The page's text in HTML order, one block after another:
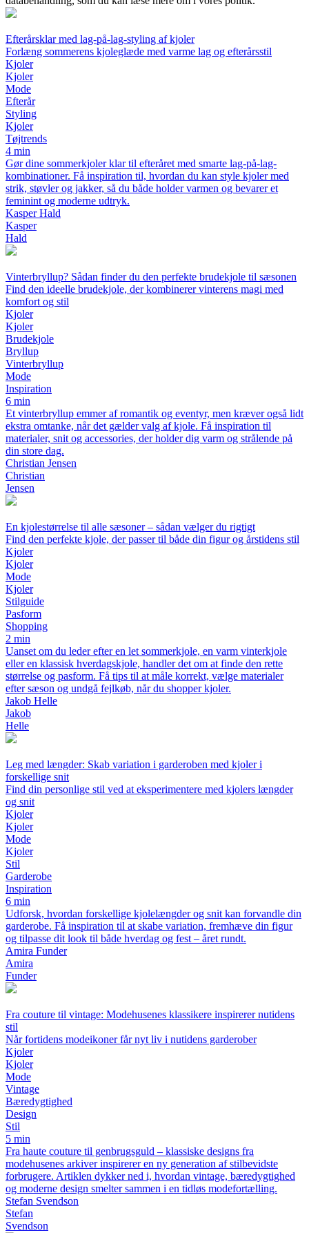
Efterårsklar med lag-på-lag-styling af kjoler
Forlæng sommerens kjoleglæde med varme lag og efterårsstil
Kjoler
Kjoler
Mode
Efterår
Styling
Kjoler
Tøjtrends
4 min
Gør dine sommerkjoler klar til efteråret med smarte lag-på-lag-
kombinationer. Få inspiration til, hvordan du kan style kjoler med
strik, støvler og jakker, så du både holder varmen og bevarer et
feminint og moderne udtryk.
Kasper Hald
Kasper
Hald
Vinterbryllup? Sådan finder du den perfekte brudekjole til sæsonen
Find den ideelle brudekjole, der kombinerer vinterens magi med
komfort og stil
Kjoler
Kjoler
Brudekjole
Bryllup
Vinterbryllup
Mode
Inspiration
6 min
Et vinterbryllup emmer af romantik og eventyr, men kræver også lidt
ekstra omtanke, når det gælder valg af kjole. Få inspiration til
materialer, snit og accessories, der holder dig varm og strålende på
din store dag.
Christian Jensen
Christian
Jensen
En kjolestørrelse til alle sæsoner – sådan vælger du rigtigt
Find den perfekte kjole, der passer til både din figur og årstidens stil
Kjoler
Kjoler
Mode
Kjoler
Stilguide
Pasform
Shopping
2 min
Uanset om du leder efter en let sommerkjole, en varm vinterkjole
eller en klassisk hverdagskjole, handler det om at finde den rette
størrelse og pasform. Få tips til at måle korrekt, vælge materialer
efter sæson og undgå fejlkøb, når du shopper kjoler.
Jakob Helle
Jakob
Helle
Leg med længder: Skab variation i garderoben med kjoler i
forskellige snit
Find din personlige stil ved at eksperimentere med kjolers længder
og snit
Kjoler
Kjoler
Mode
Kjoler
Stil
Garderobe
Inspiration
6 min
Udforsk, hvordan forskellige kjolelængder og snit kan forvandle din
garderobe. Få inspiration til at skabe variation, fremhæve din figur
og tilpasse dit look til både hverdag og fest – året rundt.
Amira Funder
Amira
Funder
Fra couture til vintage: Modehusenes klassikere inspirerer nutidens
stil
Når fortidens modeikoner får nyt liv i nutidens garderober
Kjoler
Kjoler
Mode
Vintage
Bæredygtighed
Design
Stil
5 min
Fra haute couture til genbrugsguld – klassiske designs fra
modehusenes arkiver inspirerer en ny generation af stilbevidste
forbrugere. Artiklen dykker ned i, hvordan vintage, bæredygtighed
og moderne design smelter sammen i en tidløs modefortælling.
Stefan Svendson
Stefan
Svendson